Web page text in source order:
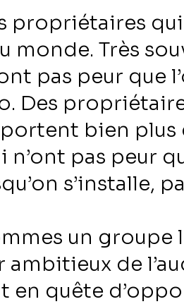
propriétaires
monde. Très
pas peur que
Des
bien plus
pas peur
s’installe,
un groupe
ambitieux de
en quête